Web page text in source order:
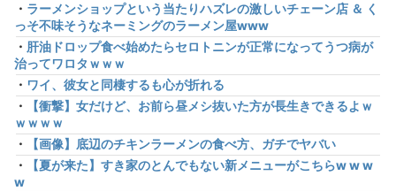
・ ラーメンショップという当たりハズレの激しいチェーン店 ＆ く
っそ不味そうなネーミングのラーメン屋www
・ 肝油ドロップ食べ始めたらセロトニンが正常になってうつ病が
治ってワロタｗｗｗ
・ ワイ、彼女と同棲するも心が折れる
・
【衝撃】女だけど、お前ら昼メシ抜いた方が長生きできるよｗ
ｗｗｗｗ
・
【画像】底辺のチキンラーメンの食べ方、ガチでヤバい
・
【夏が来た】すき家のとんでもない新メニューがこちらw w w
w